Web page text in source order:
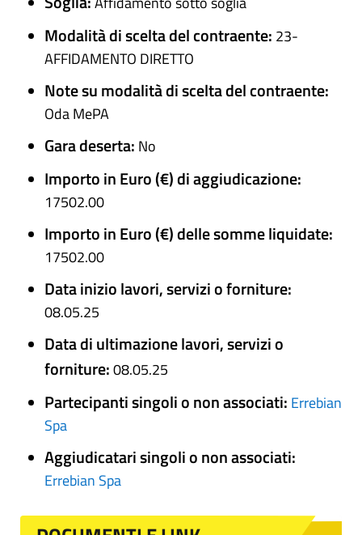
Modalità di scelta del contraente: 23-
AFFIDAMENTO DIRETTO
Note su modalità di scelta del contraente:
Oda MePA
Gara deserta: No
Importo in Euro (€) di aggiudicazione:
17502.00
Importo in Euro (€) delle somme liquidate:
17502.00
Data inizio lavori, servizi o forniture:
08.05.25
Data di ultimazione lavori, servizi o
forniture:08.05.25
Partecipanti singoli o non associati: Errebian
Spa
Aggiudicatari singoli o non associati:
Errebian Spa